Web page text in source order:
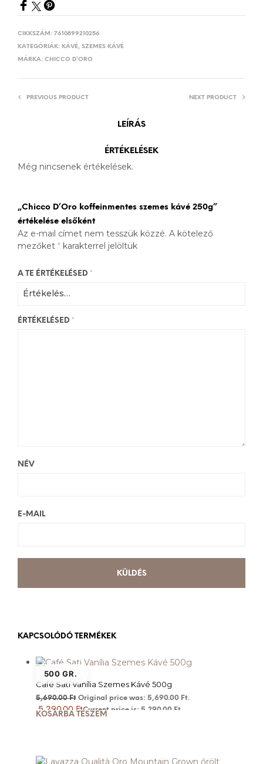
CIKKSZÁM: 7610899210256
KATEGÓRIÁK: KÁVÉ, SZEMES KÁVÉ
MÁRKA: CHICCO D’ORO
PREVIOUS PRODUCT NEXT PRODUCT
LEÍRÁS
ÉRTÉKELÉSEK
Még nincsenek értékelések.
„Chicco D’Oro koffeinmentes szemes kávé 250g”
értékelése elsőként
Az e-mail címet nem tesszük közzé. A kötelező
mezőket * karakterrel jelöltük
A TE ÉRTÉKELÉSED *
ÉRTÉKELÉSED *
NÉV
E-MAIL
KAPCSOLÓDÓ TERMÉKEK
500 GR.
Café Sati Vanília Szemes Kávé 500g
5,690.00Ft Original price was: 5,690.00 Ft.
5,290.00 FtCurrent price is: 5,290.00 Ft.
KOSÁRBA TESZEM